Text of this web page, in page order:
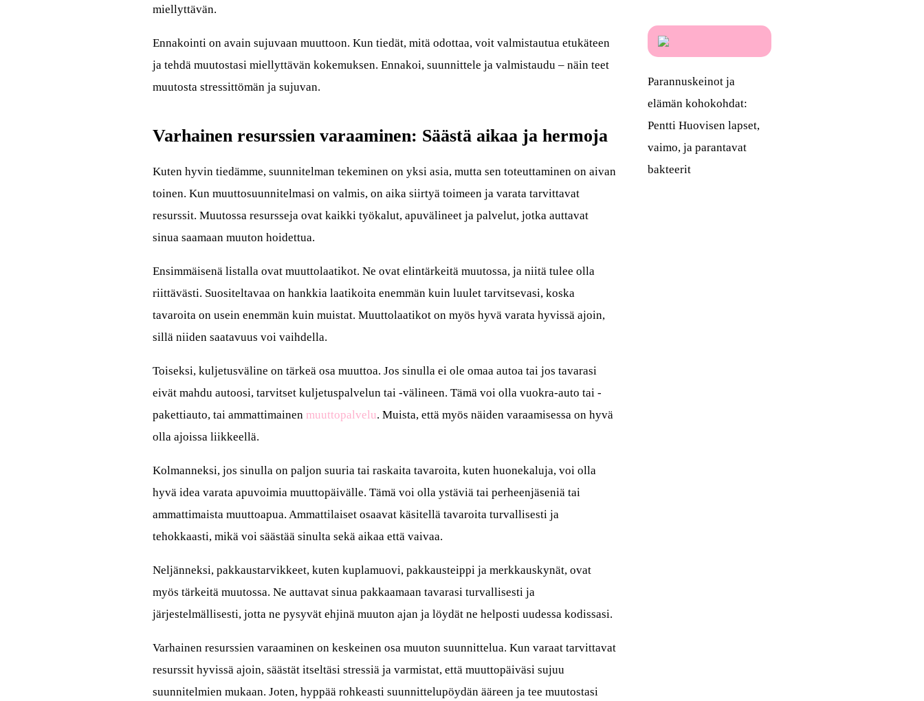
miellyttävän.
Ennakointi on avain sujuvaan muuttoon. Kun tiedät, mitä odottaa, voit valmistautua etukäteen
ja tehdä muutostasi miellyttävän kokemuksen. Ennakoi, suunnittele ja valmistaudu – näin teet
muutosta stressittömän ja sujuvan.
Varhainen resurssien varaaminen: Säästä aikaa ja hermoja
Kuten hyvin tiedämme, suunnitelman tekeminen on yksi asia, mutta sen toteuttaminen on aivan
toinen. Kun muuttosuunnitelmasi on valmis, on aika siirtyä toimeen ja varata tarvittavat
resurssit. Muutossa resursseja ovat kaikki työkalut, apuvälineet ja palvelut, jotka auttavat
sinua saamaan muuton hoidettua.
Ensimmäisenä listalla ovat muuttolaatikot. Ne ovat elintärkeitä muutossa, ja niitä tulee olla
riittävästi. Suositeltavaa on hankkia laatikoita enemmän kuin luulet tarvitsevasi, koska
tavaroita on usein enemmän kuin muistat. Muuttolaatikot on myös hyvä varata hyvissä ajoin,
sillä niiden saatavuus voi vaihdella.
Toiseksi, kuljetusväline on tärkeä osa muuttoa. Jos sinulla ei ole omaa autoa tai jos tavarasi
eivät mahdu autoosi, tarvitset kuljetuspalvelun tai -välineen. Tämä voi olla vuokra-auto tai -
pakettiauto, tai ammattimainen muuttopalvelu. Muista, että myös näiden varaamisessa on hyvä
olla ajoissa liikkeellä.
Kolmanneksi, jos sinulla on paljon suuria tai raskaita tavaroita, kuten huonekaluja, voi olla
hyvä idea varata apuvoimia muuttopäivälle. Tämä voi olla ystäviä tai perheenjäseniä tai
ammattimaista muuttoapua. Ammattilaiset osaavat käsitellä tavaroita turvallisesti ja
tehokkaasti, mikä voi säästää sinulta sekä aikaa että vaivaa.
Neljänneksi, pakkaustarvikkeet, kuten kuplamuovi, pakkausteippi ja merkkauskynät, ovat
myös tärkeitä muutossa. Ne auttavat sinua pakkaamaan tavarasi turvallisesti ja
järjestelmällisesti, jotta ne pysyvät ehjinä muuton ajan ja löydät ne helposti uudessa kodissasi.
Varhainen resurssien varaaminen on keskeinen osa muuton suunnittelua. Kun varaat tarvittavat
resurssit hyvissä ajoin, säästät itseltäsi stressiä ja varmistat, että muuttopäiväsi sujuu
suunnitelmien mukaan. Joten, hyppää rohkeasti suunnittelupöydän ääreen ja tee muutostasi
Parannuskeinot ja
elämän kohokohdat:
Pentti Huovisen lapset,
vaimo, ja parantavat
bakteerit